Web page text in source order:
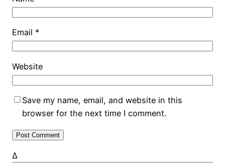
Email *
Website
Save my name, email, and website in this
browser for the next time I comment.
Δ